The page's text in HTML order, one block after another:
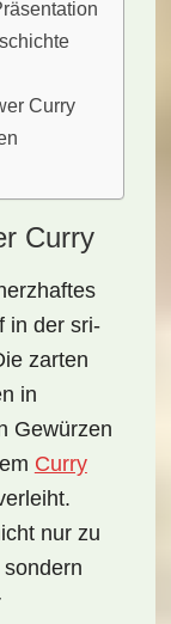
Curry
Curry
in der sri-
zarten
in
Gewürzen
Curry
nur zu